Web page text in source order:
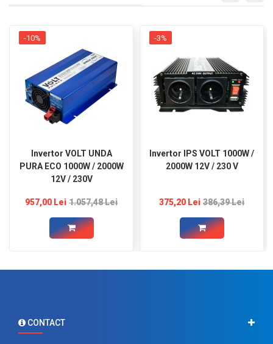
Invertor VOLT UNDA
PURA ECO 1000W / 2000W
12V / 230V
957,00 Lei 1.057,48 Lei
-10%
Invertor IPS VOLT 1000W /
2000W 12V / 230 V
375,20 Lei 386,39 Lei
-3%
CONTACT